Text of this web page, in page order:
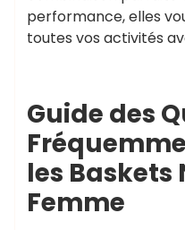
performance, elles
toutes vos activités
Guide des
les Baskets
Femme